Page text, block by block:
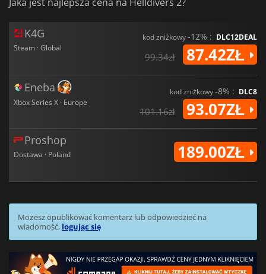
Jaka jest najlepsza cena na Helldivers 2?
K4G
Steam · Global
kod zniżkowy-12% : DLC12DEAL
99.34zł 87.42ZŁ
Eneba
Xbox Series X · Europe
kod zniżkowy-8% : DLC8
101.16zł 93.07ZŁ
Proshop
Dostawa · Poland 189.00ZŁ
Możesz opublikować komentarz lub odpowiedzieć na
wiadomość, logując się